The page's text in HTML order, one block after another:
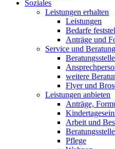
Soziales
Leistungen erhalten
Leistungen
Bedarfe
Anträge und
Service und Beratung
weitere
Flyer und
Leistungen anbieten
Anträge,
Arbeit und
Pflege